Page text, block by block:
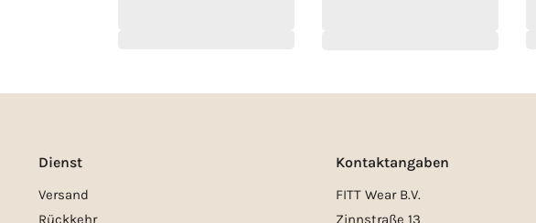
Dienst
Versand
Rückkehr
Kontaktangaben
FITT Wear B.V.
Zinnstraße 13